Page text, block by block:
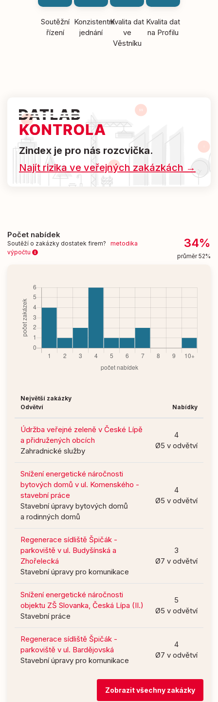
Soutěžní
řízení
Konzistentní
jednání
Kvalita dat
ve
Věstníku
Kvalita dat
na Profilu
Zindex je pro nás rozcvička.
Najít rizika ve veřejných zakázkách →
Počet nabídek
Soutěží o zakázky dostatek firem? metodika
výpočtu
34%
průměr 52%
Největší zakázky
Odvětví
Nabídky
Údržba veřejné zeleně v České Lípě
a přidružených obcích
Zahradnické služby
4
Ø5 v odvětví
Snížení energetické náročnosti
bytových domů v ul. Komenského -
stavební práce
Stavební úpravy bytových domů
a rodinných domů
4
Ø5 v odvětví
Regenerace sídliště Špičák -
parkoviště v ul. Budyšínská a
Zhořelecká
Stavební úpravy pro komunikace
3
Ø7 v odvětví
Snížení energetické náročnosti
objektu ZŠ Slovanka, Česká Lípa (II.)
Stavební práce
5
Ø5 v odvětví
Regenerace sídliště Špičák -
parkoviště v ul. Bardějovská
Stavební úpravy pro komunikace
4
Ø7 v odvětví
Zobrazit všechny zakázky